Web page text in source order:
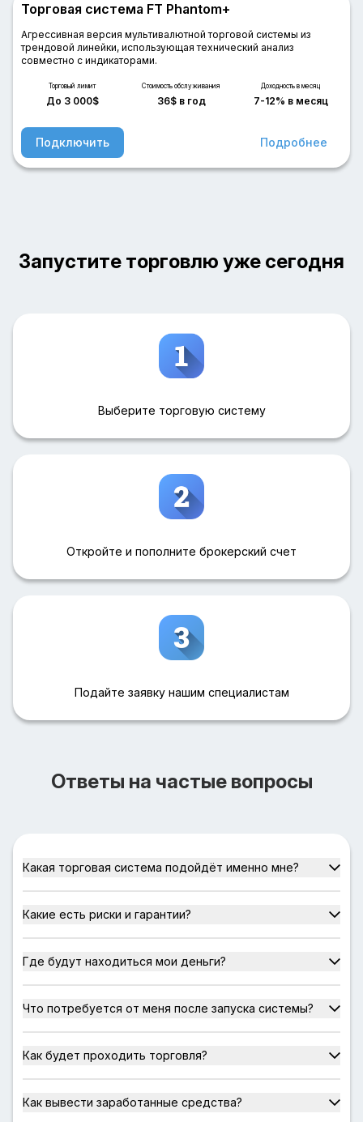
Торговая система FT Phantom+
Агрессивная версия мультивалютной торговой системы из
трендовой линейки, использующая технический анализ
совместно с индикаторами.
Торговый лимит
До 3 000$
Стоимость обслуживания
36$ в год
Доходность в месяц
7-12% в месяц
Подключить Подробнее
Запустите торговлю уже сегодня
Выберите торговую систему
Откройте и пополните брокерский счет
Подайте заявку нашим специалистам
Ответы на частые вопросы
Какая торговая система подойдёт именно мне?
Какие есть риски и гарантии?
Где будут находиться мои деньги?
Что потребуется от меня после запуска системы?
Как будет проходить торговля?
Как вывести заработанные средства?